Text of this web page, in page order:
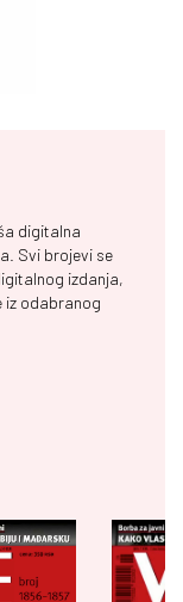
digitalna
Svi brojevi se
izdanja,
iz odabranog